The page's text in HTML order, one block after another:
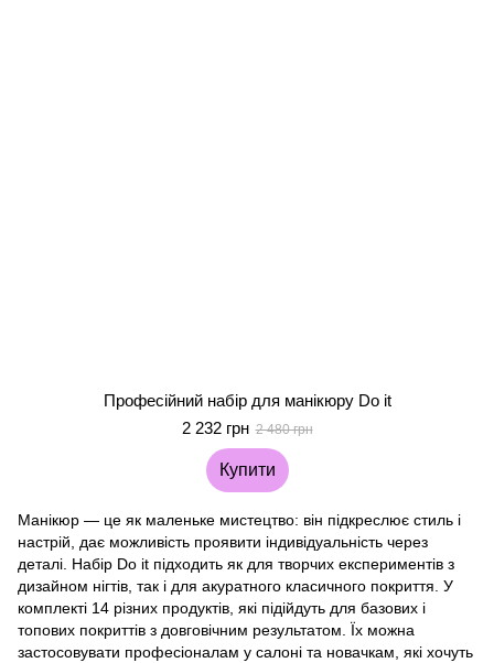
Професійний набір для манікюру Do it
2 232 грн 2 480 грн
Купити
Манікюр — це як маленьке мистецтво: він підкреслює стиль і
настрій, дає можливість проявити індивідуальність через
деталі. Набір Do it підходить як для творчих експериментів з
дизайном нігтів, так і для акуратного класичного покриття. У
комплекті 14 різних продуктів, які підійдуть для базових і
топових покриттів з довговічним результатом. Їх можна
застосовувати професіоналам у салоні та новачкам, які хочуть